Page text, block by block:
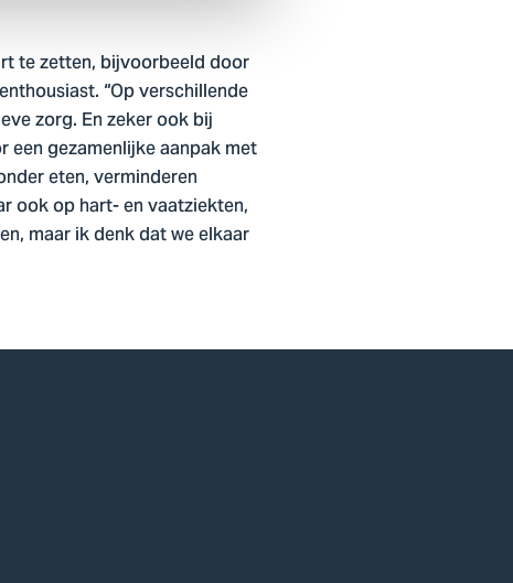
te zetten, bijvoorbeeld door
“Op verschillende
zorg. En zeker ook bij
gezamenlijke aanpak met
eten, verminderen
ook op hart- en vaatziekten,
maar ik denk dat we elkaar